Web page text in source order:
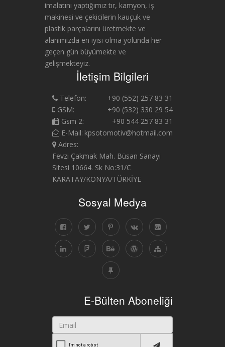
imalatını yaptığımız tır, kamyon, iş
makinesi ve çekicilerin kauçuk ve
plastik parçalarını üretmekte ve
alanımızda en iyisi olma yolunda her
geçen gün büyümekte ve
gelişmekteyiz.
İletişim Bilgileri
Telefon:
+90 (552) 257 83 31
GSM:
+90 (532) 330 29 54
Gsm 2:
+90 544 257 83 31
E-Mail: kpsotomotiv@hotmail.com
Adres:
Fevzi Çakmak Mah. Büsan Sanayi
Sitesi 10664. Sk No:31/C
KARATAY/KONYA/TÜRKİYE
Sosyal Medya
E-Bülten Aboneliği